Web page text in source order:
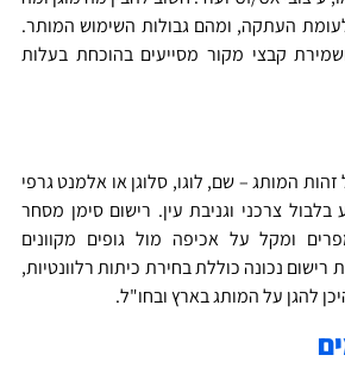
העתקה, ומהם גבולות השימוש המותר.
קבצי מקור מסייעים בהוכחת בעלות
המותג – שם, לוגו, סלוגן או אלמנט גרפי
צרכני וגניבת עין. רישום סימן מסחר
ומקל על אכיפה מול גופים מקוונים
נכונה כוללת בחירת כיתות רלוונטיות,
על המותג בארץ ובחו"ל.